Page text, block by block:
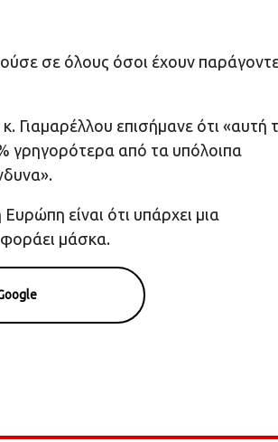
σε όλους όσοι έχουν
Γιαμαρέλλου επισήμανε ότι «αυτή
γρηγορότερα από τα υπόλοιπα
είναι ότι υπάρχει μια
μάσκα.